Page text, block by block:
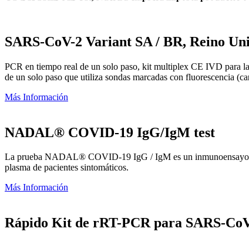
SARS-CoV-2 Variant SA / BR, Reino
PCR en tiempo real de un solo paso, kit multiplex CE IVD para
de un solo paso que utiliza sondas marcadas con fluorescencia
Más Información
NADAL® COVID-19 IgG/IgM test
La prueba NADAL® COVID-19 IgG / IgM es un inmunoensayo
plasma de pacientes sintomáticos.
Más Información
Rápido Kit de rRT-PCR para SARS-